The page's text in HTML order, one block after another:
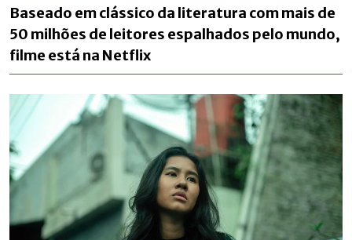
Baseado em clássico da literatura com mais de
50 milhões de leitores espalhados pelo mundo,
filme está na Netflix